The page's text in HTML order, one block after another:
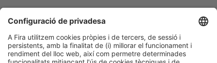
Tornar a la secció Bizrecursos